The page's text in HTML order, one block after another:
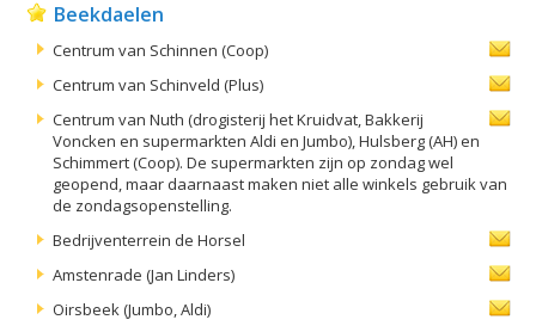
Beekdaelen
Centrum van Schinnen (Coop)
Centrum van Schinveld (Plus)
Centrum van Nuth (drogisterij het Kruidvat, Bakkerij
Voncken en supermarkten Aldi en Jumbo), Hulsberg (AH) en
Schimmert (Coop). De supermarkten zijn op zondag wel
geopend, maar daarnaast maken niet alle winkels gebruik van
de zondagsopenstelling.
Bedrijventerrein de Horsel
Amstenrade (Jan Linders)
Oirsbeek (Jumbo, Aldi)